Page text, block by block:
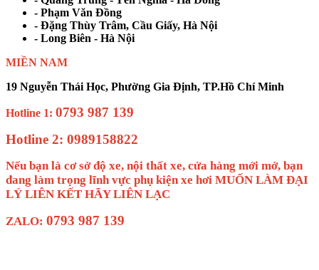
- Phạm Văn Đồng
- Đặng Thùy Trâm, Cầu Giấy, Hà Nội
- Long Biên - Hà Nội
MIỀN NAM
19 Nguyễn Thái Học, Phường Gia Định, TP.Hồ Chí Minh
Hotline 1: 0793 987 139
Hotline 2: 0989158822
Nếu bạn là cơ sở độ xe, nội thất xe, cửa hàng mới mở, bạn
đang làm trọng lĩnh vực phụ kiện xe hơi MUỐN LÀM ĐẠI
LÝ LIÊN KẾT HÃY LIÊN LẠC
ZALO: 0793 987 139